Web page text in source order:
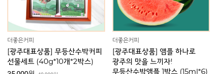
더좋은커피
[광주대표상품] 무등산수박커피
선물세트 (40g*10개*2박스)
더좋은커피
[광주대표상품] 앰플 하나로
광주의 맛을 느끼자!
무등산수박앰플 1박스 (15ml*6)